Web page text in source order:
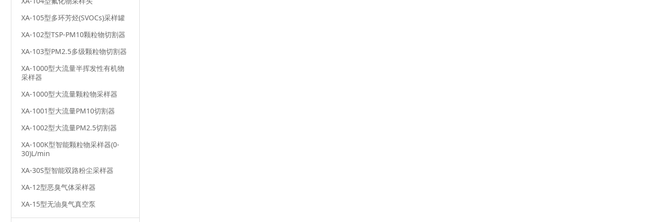
XA-105型多环芳烃(SVOCs)采样罐
XA-102型TSP-PM10颗粒物切割器
XA-103型PM2.5多级颗粒物切割器
XA-1000型大流量半挥发性有机物
采样器
XA-1000型大流量颗粒物采样器
XA-1001型大流量PM10切割器
XA-1002型大流量PM2.5切割器
XA-100K型智能颗粒物采样器(0-
30)L/min
XA-30S型智能双路粉尘采样器
XA-12型恶臭气体采样器
XA-15型无油臭气真空泵